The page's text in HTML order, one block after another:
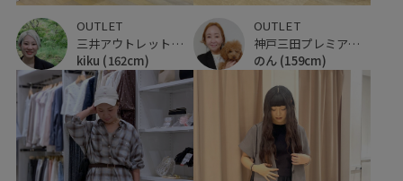
OUTLET
三井アウトレットパーク 仙台港
kiku (162cm)
OUTLET
神戸三田プレミアム・アウトレット
のん (159cm)